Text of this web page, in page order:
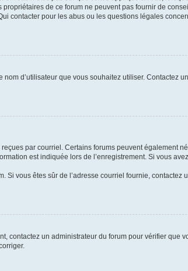
de ce forum ne peuvent pas fournir de
contacter pour les abus ou les questions légales
d’utilisateur que vous souhaitez utiliser. Contactez un
par courriel. Certains forums peuvent également
est indiquée lors de l’enregistrement. Si vous
Si vous êtes sûr de l’adresse courriel fournie, contactez
contactez un administrateur du forum pour vérifier que